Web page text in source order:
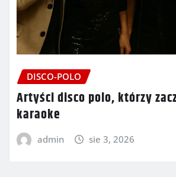
DISCO-POLO
Artyści disco polo, którzy
karaoke
admin sie 3, 2026